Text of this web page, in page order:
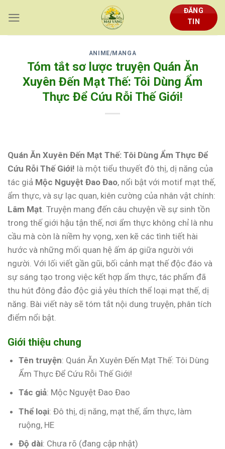
content
ĐĂNG
TIN
ANIME/MANGA
Tóm tắt sơ lược truyện Quán Ăn
Xuyên Đến Mạt Thế: Tôi Dùng Ẩm
Thực Để Cứu Rỗi Thế Giới!
Quán Ăn Xuyên Đến Mạt Thế: Tôi Dùng Ẩm Thực Để
Cứu Rỗi Thế Giới! là một tiểu thuyết đô thị, dị năng của
tác giả Mộc Nguyệt Đao Đao, nổi bật với motif mạt thế,
ẩm thực, và sự lạc quan, kiên cường của nhân vật chính:
Lâm Mạt . Truyện mang đến câu chuyện về sự sinh tồn
trong thế giới hậu tận thế, nơi ẩm thực không chỉ là nhu
cầu mà còn là niềm hy vọng, xen kẽ các tình tiết hài
hước và những mối quan hệ ấm áp giữa người với
người. Với lối viết gần gũi, bối cảnh mạt thế độc đáo và
sự sáng tạo trong việc kết hợp ẩm thực, tác phẩm đã
thu hút đông đảo độc giả yêu thích thể loại mạt thế, dị
năng. Bài viết này sẽ tóm tắt nội dung truyện, phân tích
điểm nổi bật.
Giới thiệu chung
Tên truyện: Quán Ăn Xuyên Đến Mạt Thế: Tôi Dùng
Ẩm Thực Để Cứu Rỗi Thế Giới!
Tác giả: Mộc Nguyệt Đao Đao
Thể loại: Đô thị, dị năng, mạt thế, ẩm thực, làm
ruộng, HE
Độ dài: Chưa rõ (đang cập nhật)